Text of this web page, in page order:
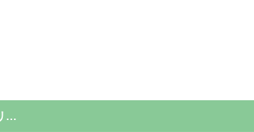
プライバシーポリシー